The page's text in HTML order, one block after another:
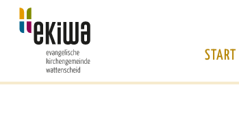
START